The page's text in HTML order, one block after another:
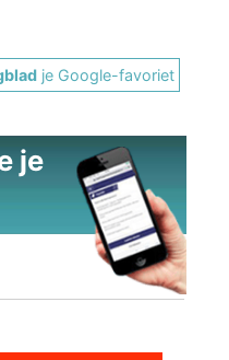
je Google-favoriet
je